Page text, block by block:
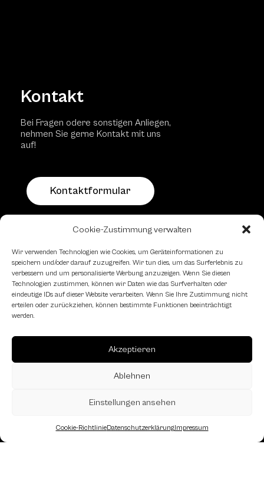
Cookie-Zustimmung verwalten
Wir verwenden Technologien wie Cookies, um Geräteinformationen zu
speichern und/oder darauf zuzugreifen. Wir tun dies, um das Surferlebnis zu
verbessern und um personalisierte Werbung anzuzeigen. Wenn Sie diesen
Technologien zustimmen, können wir Daten wie das Surfverhalten oder
eindeutige IDs auf dieser Website verarbeiten. Wenn Sie Ihre Zustimmung nicht
erteilen oder zurückziehen, können bestimmte Funktionen beeinträchtigt
werden.
Akzeptieren
Ablehnen
Einstellungen ansehen
Cookie-RichtlinieDatenschutzerklärungImpressum
Kontakt
Bei Fragen odere sonstigen Anliegen,
nehmen Sie gerne Kontakt mit uns
auf!
Kontaktformular
Schachfreundliche Lokale